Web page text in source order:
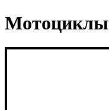
Мотоциклы